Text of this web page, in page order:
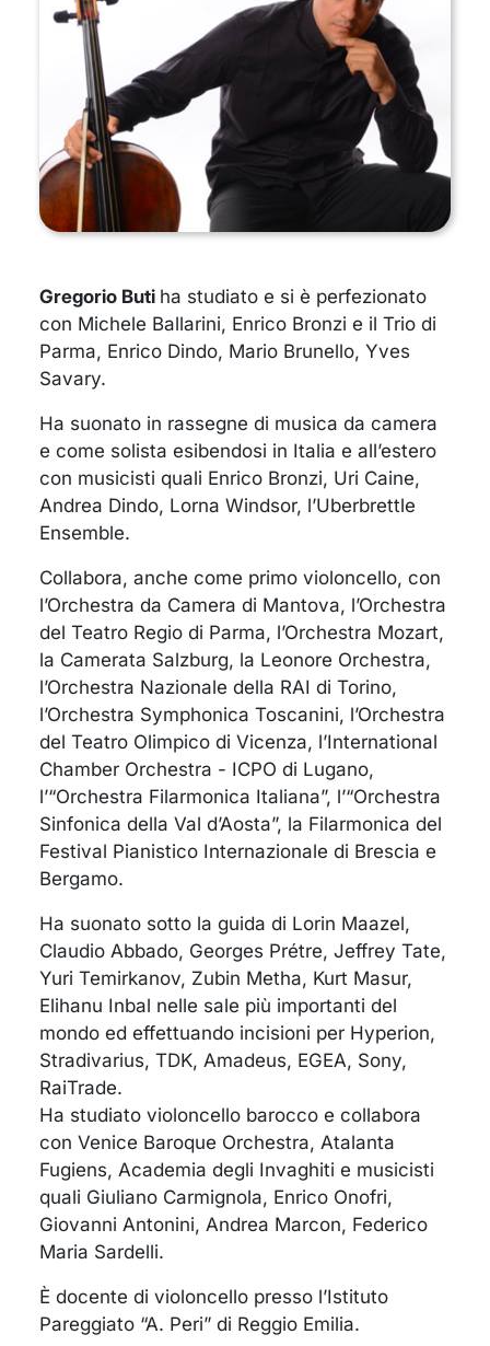
Gregorio Buti ha studiato e si è perfezionato
con Michele Ballarini, Enrico Bronzi e il Trio di
Parma, Enrico Dindo, Mario Brunello, Yves
Savary.
Ha suonato in rassegne di musica da camera
e come solista esibendosi in Italia e all’estero
con musicisti quali Enrico Bronzi, Uri Caine,
Andrea Dindo, Lorna Windsor, l’Uberbrettle
Ensemble.
Collabora, anche come primo violoncello, con
l’Orchestra da Camera di Mantova, l’Orchestra
del Teatro Regio di Parma, l’Orchestra Mozart,
la Camerata Salzburg, la Leonore Orchestra,
l’Orchestra Nazionale della RAI di Torino,
l’Orchestra Symphonica Toscanini, l’Orchestra
del Teatro Olimpico di Vicenza, l’International
Chamber Orchestra - ICPO di Lugano,
l’“Orchestra Filarmonica Italiana”, l’“Orchestra
Sinfonica della Val d’Aosta”, la Filarmonica del
Festival Pianistico Internazionale di Brescia e
Bergamo.
Ha suonato sotto la guida di Lorin Maazel,
Claudio Abbado, Georges Prétre, Jeffrey Tate,
Yuri Temirkanov, Zubin Metha, Kurt Masur,
Elihanu Inbal nelle sale più importanti del
mondo ed effettuando incisioni per Hyperion,
Stradivarius, TDK, Amadeus, EGEA, Sony,
RaiTrade.
Ha studiato violoncello barocco e collabora
con Venice Baroque Orchestra, Atalanta
Fugiens, Academia degli Invaghiti e musicisti
quali Giuliano Carmignola, Enrico Onofri,
Giovanni Antonini, Andrea Marcon, Federico
Maria Sardelli.
È docente di violoncello presso l’Istituto
Pareggiato “A. Peri” di Reggio Emilia.